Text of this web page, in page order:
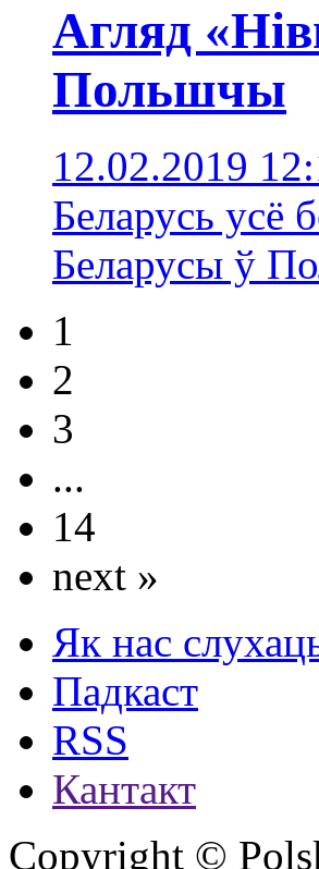
Агляд
Польшчы
12.02.2019
Беларусь усё
Беларусы ў
1
2
3
...
14
next »
Як нас
Падкаст
RSS
Кантакт
Copyright ©